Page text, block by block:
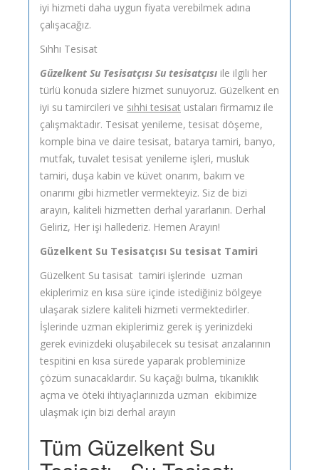
iyi hizmeti daha uygun fiyata verebilmek adına
çalışacağız.
Sıhhı Tesisat
Güzelkent Su Tesisatçısı Su tesisatçısı ile ilgili her
türlü konuda sizlere hizmet sunuyoruz. Güzelkent en
iyi su tamircileri ve sıhhi tesisat ustaları firmamız ile
çalışmaktadır. Tesisat yenileme, tesisat döşeme,
komple bina ve daire tesisat, batarya tamiri, banyo,
mutfak, tuvalet tesisat yenileme işleri, musluk
tamiri, duşa kabin ve küvet onarım, bakım ve
onarımı gibi hizmetler vermekteyiz. Siz de bizi
arayın, kaliteli hizmetten derhal yararlanın. Derhal
Geliriz, Her işi hallederiz. Hemen Arayın!
Güzelkent Su Tesisatçısı Su tesisat Tamiri
Güzelkent Su tasisat tamiri işlerinde uzman
ekiplerimiz en kısa süre içinde istediğiniz bölgeye
ulaşarak sizlere kaliteli hizmeti vermektedirler.
İşlerinde uzman ekiplerimiz gerek iş yerinizdeki
gerek evinizdeki oluşabilecek su tesisat arızalarının
tespitini en kısa sürede yaparak probleminize
çözüm sunacaklardır. Su kaçağı bulma, tıkanıklık
açma ve öteki ihtiyaçlarınızda uzman ekibimize
ulaşmak için bizi derhal arayın
Tüm Güzelkent Su